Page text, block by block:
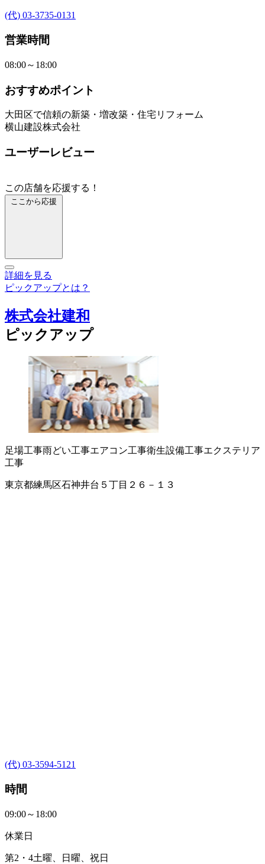
(代) 03-3735-0131
営業時間
08:00～18:00
おすすめポイント
大田区で信頼の新築・増改築・住宅リフォーム
横山建設株式会社
ユーザーレビュー
この店舗を応援する！
ここから応援
詳細を見る
ピックアップとは？
株式会社建和
ピックアップ
足場工事雨どい工事エアコン工事衛生設備工事エクステリア
工事
東京都練馬区石神井台５丁目２６－１３
(代) 03-3594-5121
時間
09:00～18:00
休業日
第2・4土曜、日曜、祝日